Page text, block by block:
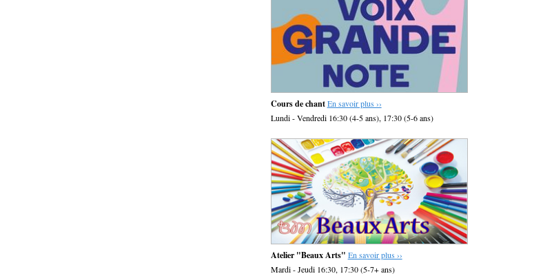
Cours de chant En savoir plus ››
Lundi - Vendredi 16:30 (4-5 ans), 17:30 (5-6 ans)
Atelier "Beaux Arts" En savoir plus ››
Mardi - Jeudi 16:30, 17:30 (5-7+ ans)